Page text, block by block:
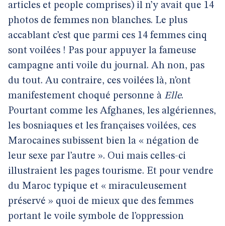
articles et people comprises) il n’y avait que 14
photos de femmes non blanches. Le plus
accablant c’est que parmi ces 14 femmes cinq
sont voilées ! Pas pour appuyer la fameuse
campagne anti voile du journal. Ah non, pas
du tout. Au contraire, ces voilées là, n’ont
manifestement choqué personne à Elle.
Pourtant comme les Afghanes, les algériennes,
les bosniaques et les françaises voilées, ces
Marocaines subissent bien la « négation de
leur sexe par l’autre ». Oui mais celles-ci
illustraient les pages tourisme. Et pour vendre
du Maroc typique et « miraculeusement
préservé » quoi de mieux que des femmes
portant le voile symbole de l’oppression